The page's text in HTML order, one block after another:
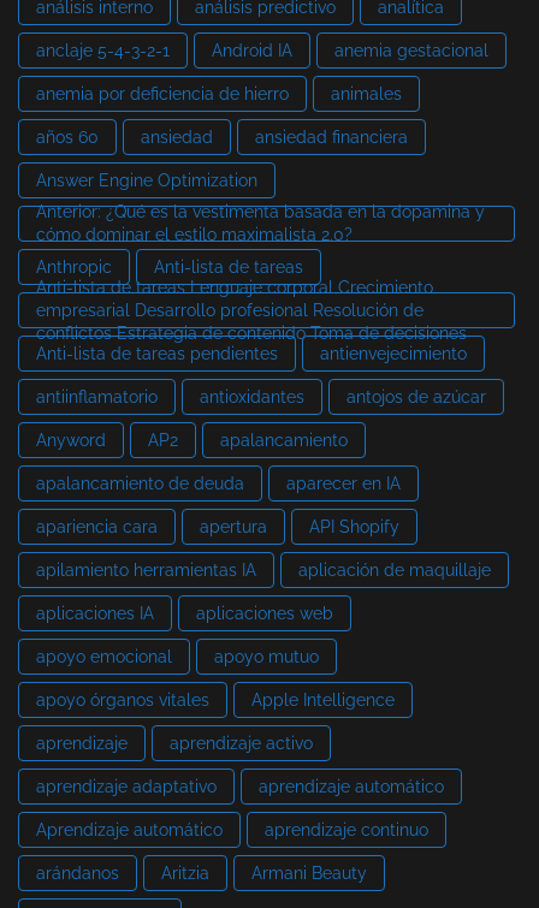
análisis interno análisis predictivo analítica
anclaje 5-4-3-2-1 Android IA anemia gestacional
anemia por deficiencia de hierro animales
años 60 ansiedad ansiedad financiera
Answer Engine Optimization
Anterior: ¿Qué es la vestimenta basada en la dopamina y
cómo dominar el estilo maximalista 2.0?
Anthropic
Anti-lista de tareas
Anti-lista de tareas Lenguaje corporal Crecimiento
empresarial Desarrollo profesional Resolución de
conflictos Estrategia de contenido Toma de decisiones
Anti-lista de tareas pendientes
antienvejecimiento
antiinflamatorio antioxidantes antojos de azúcar
Anyword AP2 apalancamiento
apalancamiento de deuda aparecer en IA
apariencia cara apertura API Shopify
apilamiento herramientas IA aplicación de maquillaje
aplicaciones IA aplicaciones web
apoyo emocional apoyo mutuo
apoyo órganos vitales Apple Intelligence
aprendizaje aprendizaje activo
aprendizaje adaptativo aprendizaje automático
Aprendizaje automático aprendizaje continuo
arándanos Aritzia Armani Beauty